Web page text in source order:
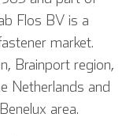
Flos BV is a
market.
Brainport region,
Netherlands and
area.